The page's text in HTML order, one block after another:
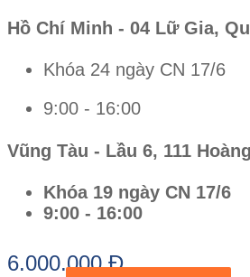
Hồ Chí Minh - 04 Lữ Gia,
Khóa 24 ngày CN 17/6
9:00 - 16:00
Vũng Tàu - Lầu 6, 111
Khóa 19 ngày CN 17/6
9:00 - 16:00
6.000.000 Đ